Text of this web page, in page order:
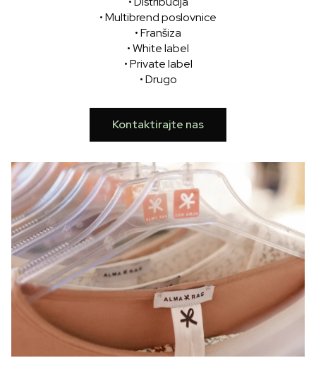
• Multibrend poslovnice
• Franšiza
• White label
• Private label
• Drugo
Kontaktirajte nas